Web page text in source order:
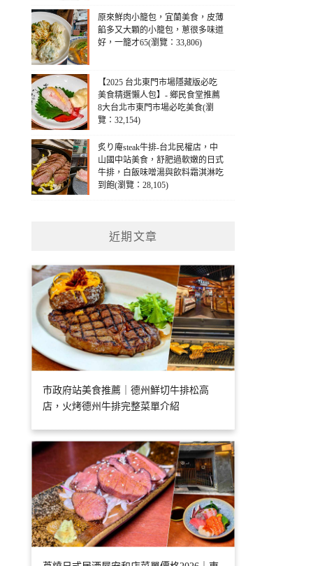
原來鮮肉小籠包，宜蘭美食，皮薄
餡多又大顆的小籠包，蔥很多味道
好，一籠才65(瀏覽：33,806)
【2025 台北東門市場隱藏版必吃
美食精選懶人包】- 鄉民食堂推薦
8大台北市東門市場必吃美食(瀏
覽：32,154)
炙り庵steak牛排-台北民權店，中
山國中站美食，舒肥過軟嫩的日式
牛排，白飯味噌湯與飲料霜淇淋吃
到飽(瀏覽：28,105)
近期文章
市政府站美食推薦｜德州鮮切牛排松高
店，火烤德州牛排完整菜單介紹